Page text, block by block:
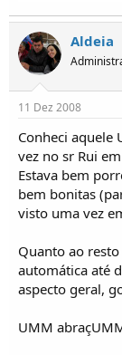
Aldeia
11 Dez 2008
Conheci aquele
vez no sr Rui
Estava bem
bem bonitas
visto uma vez
Quanto ao
automática até
aspecto geral,
UMM